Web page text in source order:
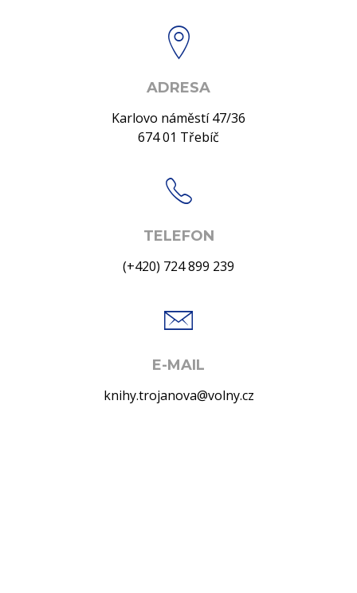
ADRESA
Karlovo náměstí 47/36
674 01 Třebíč
TELEFON
(+420) 724 899 239
E-MAIL
knihy.trojanova@volny.cz